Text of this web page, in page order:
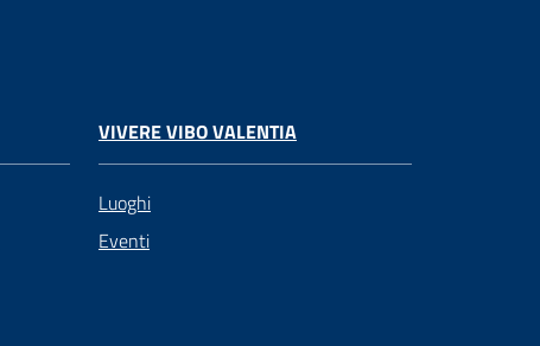
VIVERE VIBO VALENTIA
Luoghi
Eventi